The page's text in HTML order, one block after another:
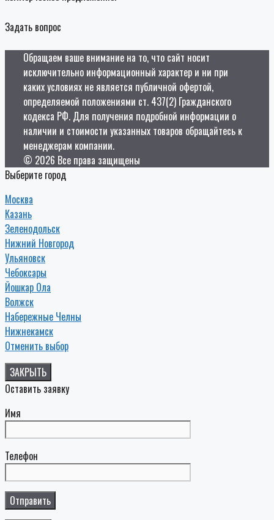
Задать вопрос
Обращаем ваше внимание на то, что сайт носит
исключительно информационный характер и ни при
каких условиях не является публичной офертой,
определяемой положениями ст. 437(2) Гражданского
кодекса РФ. Для получения подробной информации о
наличии и стоимости указанных товаров обращайтесь к
менеджерам компании.
© 2026 Все права защищены
Выберите город
Москва
Казань
Зеленодольск
Нижний Новгород
Ульяновск
Чебоксары
Йошкар Ола
Волжск
Набережные Челны
Нижнекамск
Отменить выбор
ЗАКРЫТЬ
Оставить заявку
Имя
Телефон